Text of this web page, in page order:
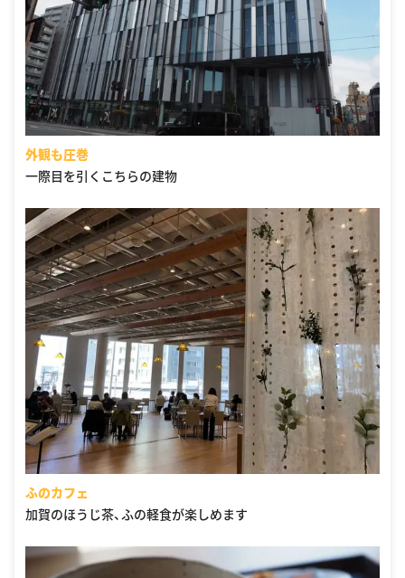
外観も圧巻
一際目を引くこちらの建物
ふのカフェ
加賀のほうじ茶、ふの軽食が楽しめます